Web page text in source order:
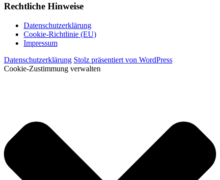
Rechtliche Hinweise
Datenschutzerklärung
Cookie-Richtlinie (EU)
Impressum
Datenschutzerklärung Stolz präsentiert von WordPress
Cookie-Zustimmung verwalten